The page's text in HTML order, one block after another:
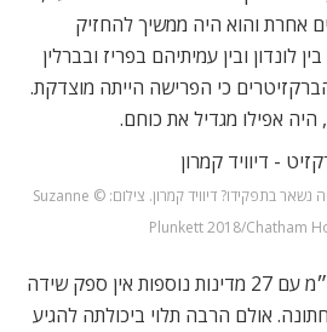
אחרת והוא היה ממשיך להחזיק
לונדון ובין עמיתיהם בפריז ובברלין
כי הפרישה הייתה מוצדקת.
אפילו מגדיל את כוחם.
אם בריסל הייתה מקשיבה לו, היה נשאר בתפקידו? דיוויד קמרון. צילום: © Suzanne
Plunkett 2018/Chatham
אבל הבעיות רק החלו. במו״מ עם 27 מדינות נוספות אין ספק שידה
אולם הרבה תלוי ביכולתה להגיע